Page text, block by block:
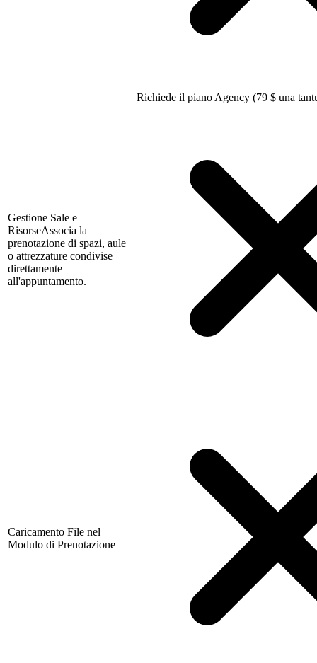
Richiede il piano Agency (79 $ una
Gestione Sale e
RisorseAssocia la
prenotazione di spazi, aule
o attrezzature condivise
direttamente
all'appuntamento.
Caricamento File nel
Modulo di Prenotazione